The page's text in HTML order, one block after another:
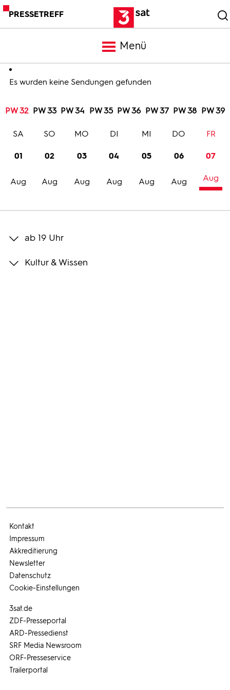
PRESSETREFF
Menü
Meldungen
Programm
Trailer
Bilder
Es wurden keine Sendungen gefunden
PW 32 PW 33 PW 34 PW 35 PW 36 PW 37 PW 38 PW 39
01
Aug
SA
02
Aug
SO
03
Aug
MO
04
Aug
DI
05
Aug
MI
06
Aug
DO
07
Aug
FR
ab 19 Uhr
Kultur & Wissen
3sat.de
ZDF-Presseportal
ARD-Pressedienst
SRF Media Newsroom
ORF-Presseservice
Trailerportal
Kontakt
Impressum
Akkreditierung
Newsletter
Datenschutz
Cookie-Einstellungen